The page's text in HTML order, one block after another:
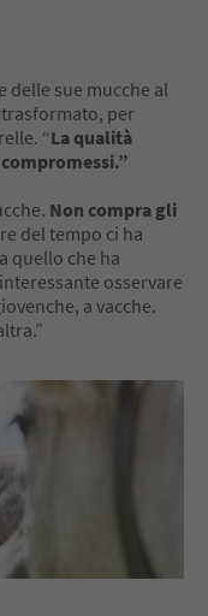
delle sue mucche al
per
“La qualità
Non compra gli
del tempo ci ha
quello che ha
osservare
a vacche.